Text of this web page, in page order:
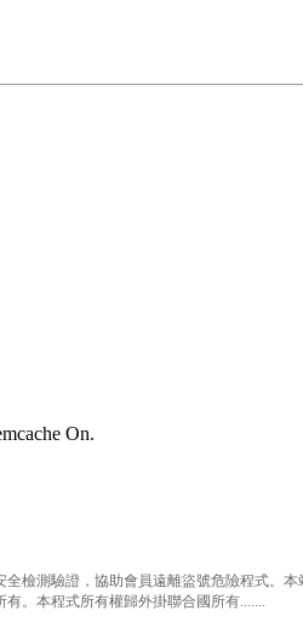
On.
測驗證，協助會員遠離盜號危險程式。
。本程式所有權歸外掛聯合國所有.......